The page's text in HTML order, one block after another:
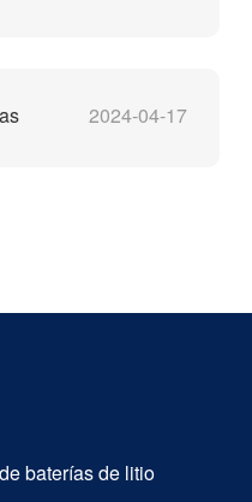
2024-04-17
baterías de litio